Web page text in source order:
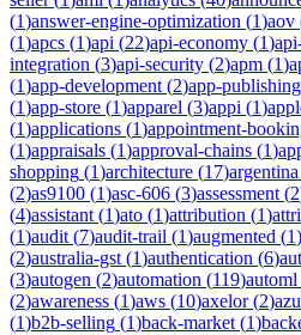
(1)answer-engine-optimization (1)aov
(1)apcs (1)api (22)api-economy (1)
integration (3)api-security (2)apm (1)
(1)app-development (2)app-publishing
(1)app-store (1)apparel (3)appi (1)
(1)applications (1)appointment-
(1)appraisals (1)approval-chains (1)
shopping (1)architecture (17)argentina
(2)as9100 (1)asc-606 (3)assessment (2
(4)assistant (1)ato (1)attribution (1)
(1)audit (7)audit-trail (1)augmented (1)
(2)australia-gst (1)authentication (6)
(3)autogen (2)automation (119)automl
(2)awareness (1)aws (10)axelor(2)
(1)b2b-selling (1)back-market (1)